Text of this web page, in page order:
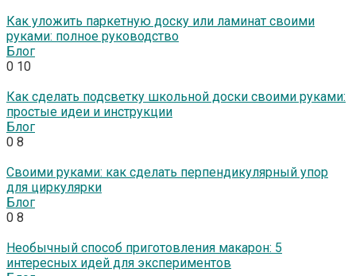
Как уложить паркетную доску или ламинат своими
руками: полное руководство
Блог
0 10
Как сделать подсветку школьной доски своими руками:
простые идеи и инструкции
Блог
0 8
Своими руками: как сделать перпендикулярный упор
для циркулярки
Блог
0 8
Необычный способ приготовления макарон: 5
интересных идей для экспериментов